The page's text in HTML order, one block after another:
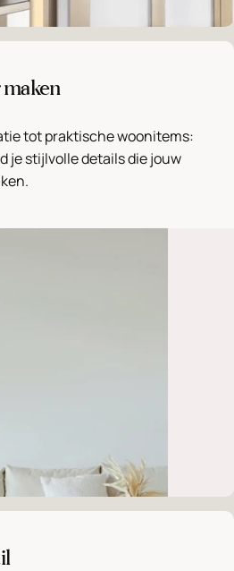
maken
tot praktische woonitems:
je stijlvolle details die jouw